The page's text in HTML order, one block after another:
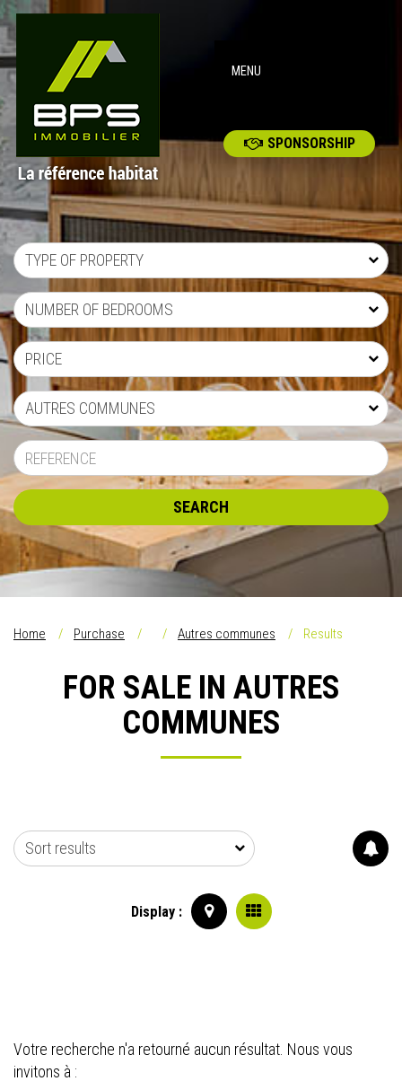
MENU
SPONSORSHIP
TYPE OF PROPERTY
NUMBER OF BEDROOMS
PRICE
AUTRES COMMUNES
SEARCH
Home Purchase Autres communes Results
FOR SALE IN AUTRES
COMMUNES
Sort results
Display :
Votre recherche n'a retourné aucun résultat. Nous vous
invitons à :